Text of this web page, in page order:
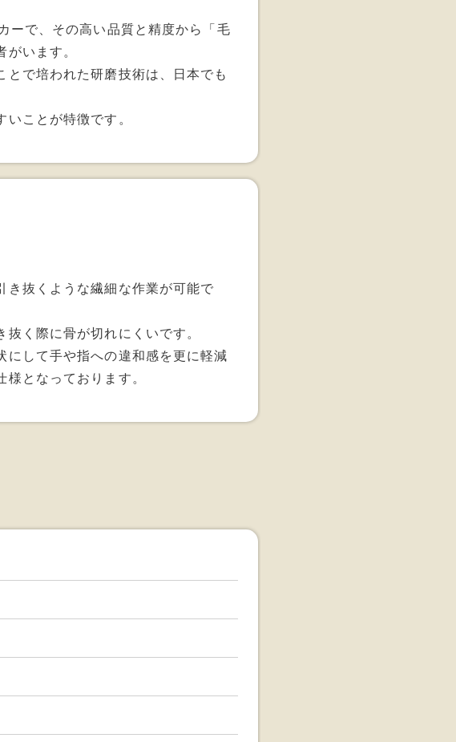
ーで、その高い品質と精度から「毛
います。
で培われた研磨技術は、日本でも
ことが特徴です。
き抜くような繊細な作業が可能で
く際に骨が切れにくいです。
して手や指への違和感を更に軽減
となっております。